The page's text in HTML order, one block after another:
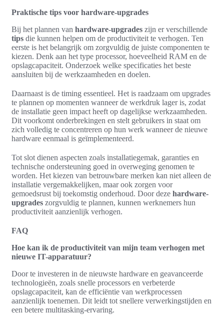
Praktische tips voor hardware-upgrades
Bij het plannen van hardware-upgrades zijn er verschillende
tips die kunnen helpen om de productiviteit te verhogen. Ten
eerste is het belangrijk om zorgvuldig de juiste componenten te
kiezen. Denk aan het type processor, hoeveelheid RAM en de
opslagcapaciteit. Onderzoek welke specificaties het beste
aansluiten bij de werkzaamheden en doelen.
Daarnaast is de timing essentieel. Het is raadzaam om upgrades
te plannen op momenten wanneer de werkdruk lager is, zodat
de installatie geen impact heeft op dagelijkse werkzaamheden.
Dit voorkomt onderbrekingen en stelt gebruikers in staat om
zich volledig te concentreren op hun werk wanneer de nieuwe
hardware eenmaal is geïmplementeerd.
Tot slot dienen aspecten zoals installatiegemak, garanties en
technische ondersteuning goed in overweging genomen te
worden. Het kiezen van betrouwbare merken kan niet alleen de
installatie vergemakkelijken, maar ook zorgen voor
gemoedsrust bij toekomstig onderhoud. Door deze hardware-
upgrades zorgvuldig te plannen, kunnen werknemers hun
productiviteit aanzienlijk verhogen.
FAQ
Hoe kan ik de productiviteit van mijn team verhogen met
nieuwe IT-apparatuur?
Door te investeren in de nieuwste hardware en geavanceerde
technologieën, zoals snelle processors en verbeterde
opslagcapaciteit, kan de efficiëntie van werkprocessen
aanzienlijk toenemen. Dit leidt tot snellere verwerkingstijden en
een betere multitasking-ervaring.